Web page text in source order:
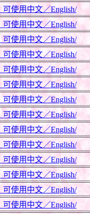
使用中文／English/
使用中文／English/
使用中文／English/
使用中文／English/
使用中文／English/
使用中文／English/
使用中文／English/
使用中文／English/
使用中文／English/
使用中文／English/
使用中文／English/
使用中文／English/
使用中文／English/
使用中文／English/